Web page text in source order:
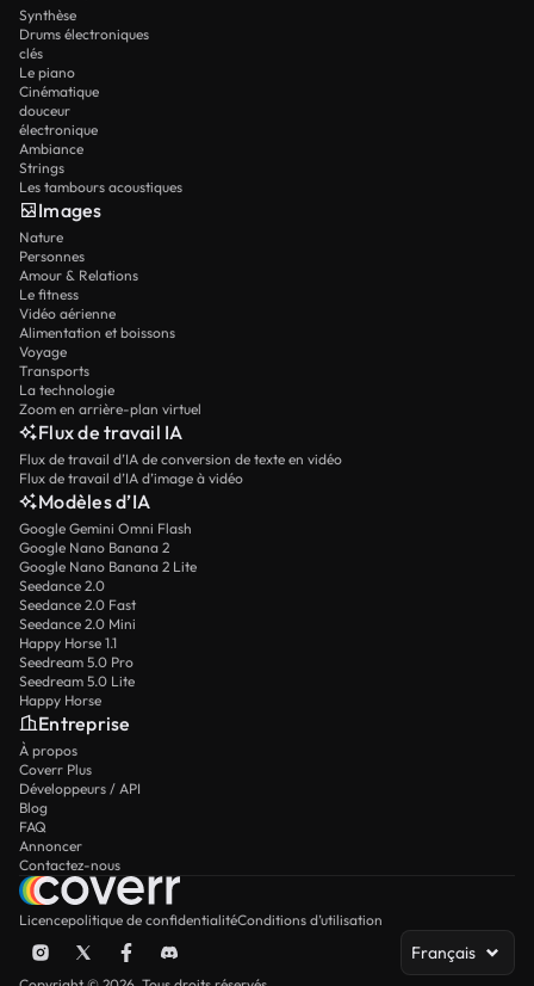
Synthèse
Drums électroniques
clés
Le piano
Cinématique
douceur
électronique
Ambiance
Strings
Les tambours acoustiques
Images
Nature
Personnes
Amour & Relations
Le fitness
Vidéo aérienne
Alimentation et boissons
Voyage
Transports
La technologie
Zoom en arrière-plan virtuel
Flux de travail IA
Flux de travail d’IA de conversion de texte en vidéo
Flux de travail d’IA d’image à vidéo
Modèles d’IA
Google Gemini Omni Flash
Google Nano Banana 2
Google Nano Banana 2 Lite
Seedance 2.0
Seedance 2.0 Fast
Seedance 2.0 Mini
Happy Horse 1.1
Seedream 5.0 Pro
Seedream 5.0 Lite
Happy Horse
Entreprise
À propos
Coverr Plus
Développeurs / API
Blog
FAQ
Annoncer
Contactez-nous
Licencepolitique de confidentialitéConditions d’utilisation
Français